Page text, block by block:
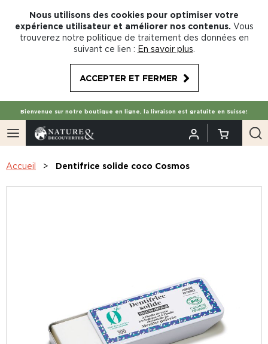
Nous utilisons des cookies pour optimiser votre
expérience utilisateur et améliorer nos contenus. Vous
trouverez notre politique de traitement des données en
suivant ce lien : En savoir plus
ACCEPTER ET FERMER
Bienvenue sur notre boutique en ligne, la livraison est gratuite en Suisse!
Accueil Dentifrice solide coco Cosmos